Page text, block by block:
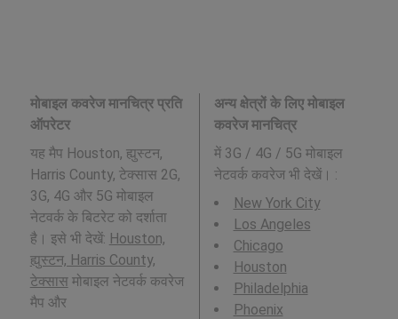
मोबाइल कवरेज मानचित्र प्रति
ऑपरेटर
यह मैप Houston, ह्युस्टन,
Harris County, टेक्सास 2G,
3G, 4G और 5G मोबाइल
नेटवर्क के बिटरेट को दर्शाता
है। इसे भी देखें: Houston,
ह्युस्टन, Harris County,
टेक्सासमोबाइल नेटवर्क कवरेज
मैप और
अन्य क्षेत्रों के लिए मोबाइल
कवरेज मानचित्र
में 3G / 4G / 5G मोबाइल
नेटवर्क कवरेज भी देखें। :
New York City
Los Angeles
Chicago
Houston
Philadelphia
Phoenix